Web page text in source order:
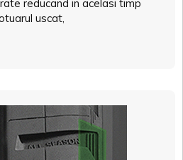
reducand in acelasi timp
uscat,